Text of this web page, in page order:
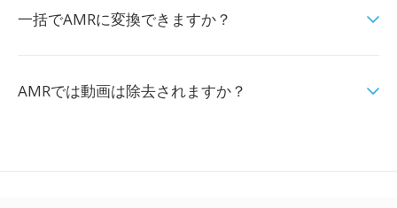
一括でAMRに変換できますか？
AMRでは動画は除去されますか？